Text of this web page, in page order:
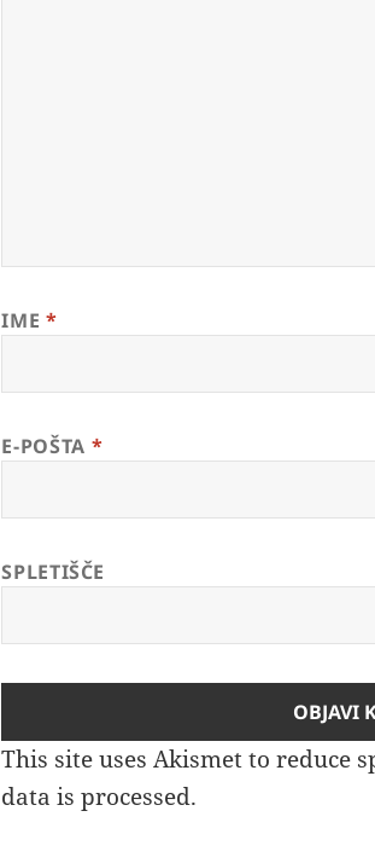
IME *
E-POŠTA *
SPLETIŠČE
This site uses Akismet to reduce
data is processed.